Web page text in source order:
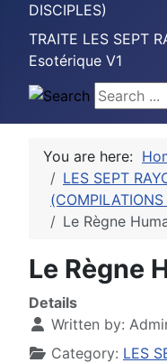
DISCIPLES)
TRAITE LES SEPT
Esotérique V1
Search ...
You are here:
LES SEPT
Le Règne
Le Règne
Details
Written by:
Category: LES